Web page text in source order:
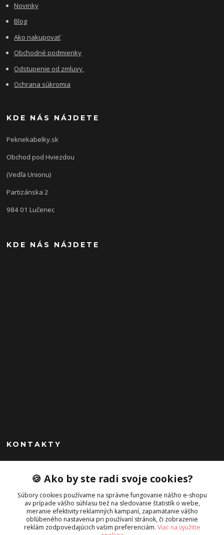
Novinky
Blog
Ako nakupovať
Obchodné podmienky
Odstupenie od zmluvy
Ochrana súkromia
KDE NÁS NÁJDETE
Peknekabelky.sk
Obchod pod Hviezdou
(Vedľa Unionu)
Partizánska 2
984 01 Lučenec
KDE NÁS NÁJDETE
KONTAKTY
Peknekabelky.sk
+421 949747302
Po-Pia 10-16
info@peknekabelky.sk
🍪 Ako by ste radi svoje cookies?
Súbory cookies používame na správne fungovanie nášho e-shopu
av prípade vášho súhlasu tiež na sledovanie štatistík o webe,
meranie efektivity reklamných kampaní, zapamätanie vášho
obľúbeného nastavenia pri používaní stránok, či zobrazenie
reklám zodpovedajúcich vašim preferenciám. Viac na využitie